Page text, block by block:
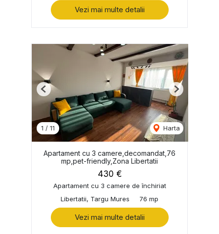
Vezi mai multe detalii
1 / 11 Harta
Previous Next
Apartament cu 3 camere,decomandat,76
mp,pet-friendly,Zona Libertatii
430 €
Apartament cu 3 camere de închiriat
Libertatii, Targu Mures
76 mp
Vezi mai multe detalii